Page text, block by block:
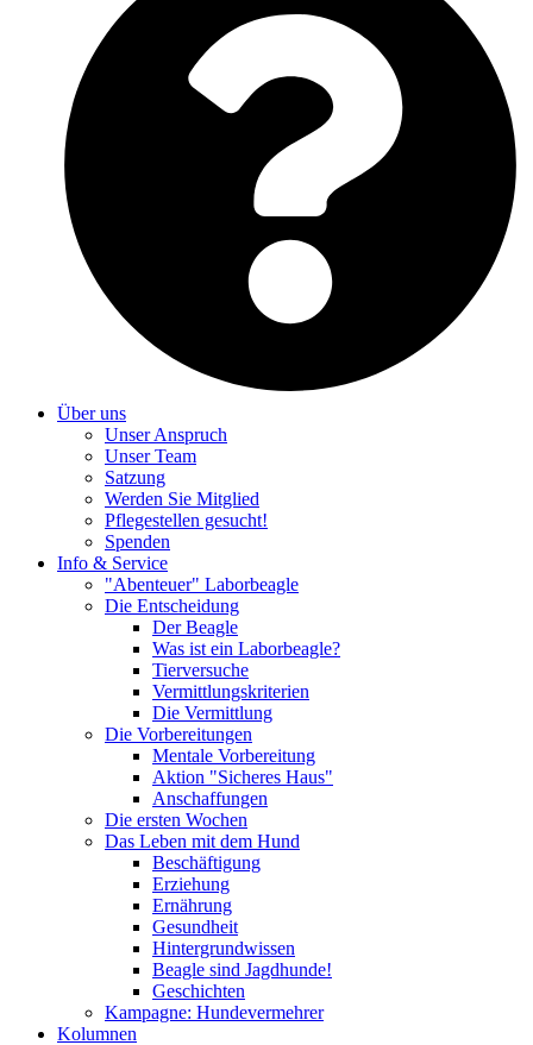
Über uns
Unser Anspruch
Unser Team
Satzung
Werden Sie Mitglied
Pflegestellen gesucht!
Spenden
Info & Service
"Abenteuer" Laborbeagle
Die Entscheidung
Der Beagle
Was ist ein Laborbeagle?
Tierversuche
Vermittlungskriterien
Die Vermittlung
Die Vorbereitungen
Mentale Vorbereitung
Aktion "Sicheres Haus"
Anschaffungen
Die ersten Wochen
Das Leben mit dem Hund
Beschäftigung
Erziehung
Ernährung
Gesundheit
Hintergrundwissen
Beagle sind Jagdhunde!
Geschichten
Kampagne: Hundevermehrer
Kolumnen